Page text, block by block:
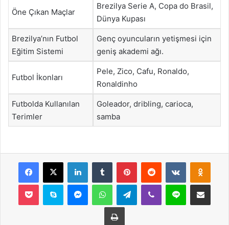
Öne Çıkan Maçlar
Brezilya Serie A, Copa do Brasil,
Dünya Kupası
Brezilya’nın Futbol
Eğitim Sistemi
Genç oyuncuların yetişmesi için
geniş akademi ağı.
Futbol İkonları
Pele, Zico, Cafu, Ronaldo,
Ronaldinho
Futbolda Kullanılan
Terimler
Goleador, dribling, carioca,
samba
Facebook
X LinkedInTumblr PinterestReddit VKontakte
Pocket Skype MessengerWhatsAppTelegramViber Line E-Posta ile
Yazdır